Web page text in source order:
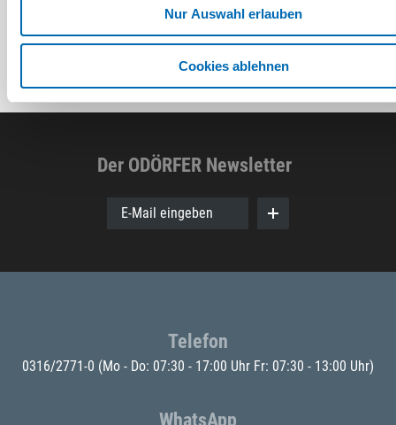
Nur Auswahl erlauben
Cookies ablehnen
Der ODÖRFER Newsletter
E-Mail eingeben
Telefon
0316/2771-0 (Mo - Do: 07:30 - 17:00 Uhr Fr: 07:30 - 13:00 Uhr)
WhatsApp